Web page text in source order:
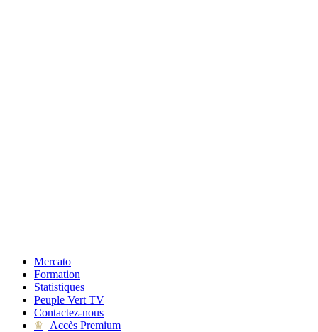
Mercato
Formation
Statistiques
Peuple Vert TV
Contactez-nous
♛
Accès Premium